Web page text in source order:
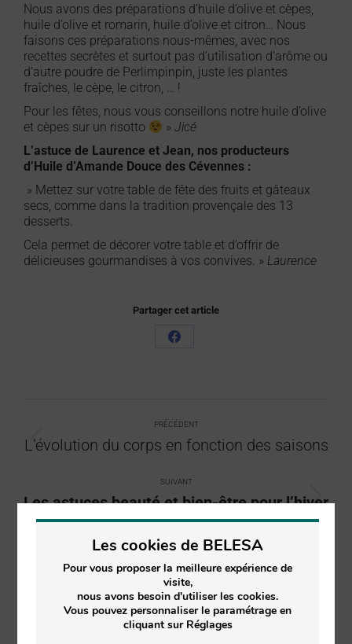
Nous avons des préparations d’huile d’olive et cèpes,
huile d’olive et romarin, huile d’olive et citron… Nous
faisons ces préparations nous-mêmes, avec nos
recettes secrètes et surtout pas d’utilisation d’arôme ou
d’autre poudre de Perlimpinpin, juste les plantes
fraîches, le cèpe, le citron, … !
Pour les fêtes, nous vous conseillons notre huile d’olive
et cèpes sur un risotto
»Jicé
L’astuce de Laurence et Jean, nos producteurs
d’Huile d’Amande Douce des Cévennes :
» Mettez sur votre table de fête des fruits et gâteaux
secs, comme dans la tradition provençale des 13
desserts.
Cela permet de décorer votre table et d’offrir de
délicieuses gourmandises à vos convives. » Laurence
Partager cet article
PRÉCÉDENT
L’évolution du corps en fonction des saisons
SUIVANT
Les astuces beauté et bien-être pour l’hiver
Articles similaires
Le circuit court le plus local possible
Les cookies de BELESA
Pour vous proposer la meilleure expérience de
visite,
nous avons besoin d'utiliser les cookies.
Vous pouvez personnaliser le paramétrage en
cliquant sur Réglages